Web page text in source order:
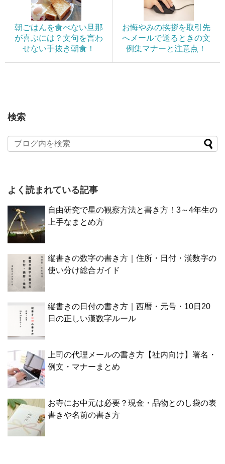
朝ごはんを食べない旦那
が喜ぶには？文句を言わ
せない手抜き朝食！
お悔やみの挨拶を取引先
へメールで送るときの文
例集マナーと注意点！
検索
よく読まれている記事
自由研究で星の観察方法と書き方！3～4年生の
上手なまとめ方
縦書きの数字の書き方｜住所・日付・漢数字の
使い分け総合ガイド
縦書きの日付の書き方｜西暦・元号・10日20
日の正しい漢数字ルール
上司の代理メールの書き方【社内向け】署名・
例文・マナーまとめ
お寺にお中元は必要？現金・品物とのし袋の表
書きや名前の書き方